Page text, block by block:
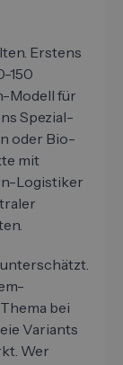
Erstens
150
Modell für
Spezial-
oder Bio-
mit
Logistiker
bei
Variants
Wer